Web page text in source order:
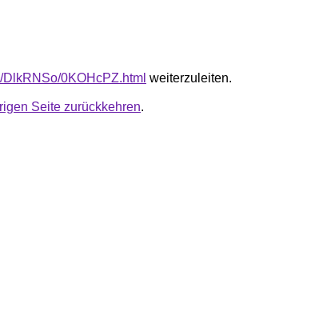
0KOHcPZ.html weiterzuleiten.
Seite zurückkehren.